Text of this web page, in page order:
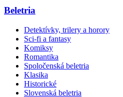
Beletria
Detektívky, trilery a horory
Sci-fi a fantasy
Komiksy
Romantika
Spoločenská beletria
Klasika
Historické
Slovenská beletria